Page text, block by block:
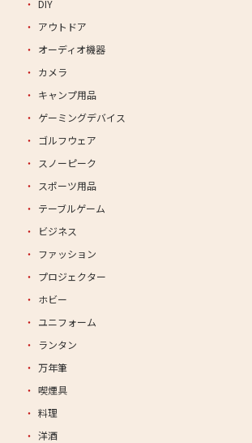
DIY
アウトドア
オーディオ機器
カメラ
キャンプ用品
ゲーミングデバイス
ゴルフウェア
スノーピーク
スポーツ用品
テーブルゲーム
ビジネス
ファッション
プロジェクター
ホビー
ユニフォーム
ランタン
万年筆
喫煙具
料理
洋酒